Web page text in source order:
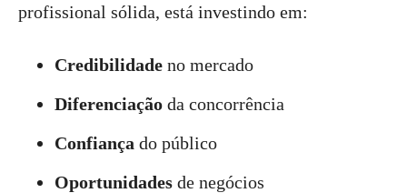
profissional sólida, está investindo em:
Credibilidade no mercado
Diferenciação da concorrência
Confiança do público
Oportunidades de negócios